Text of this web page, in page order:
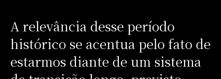
A relevância desse período
histórico se acentua pelo fato de
estarmos diante de um sistema